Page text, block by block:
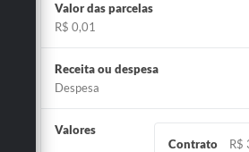
Valor das parcelas
R$ 0,01
Receita ou despesa
Despesa
Valores
Contrato
R$